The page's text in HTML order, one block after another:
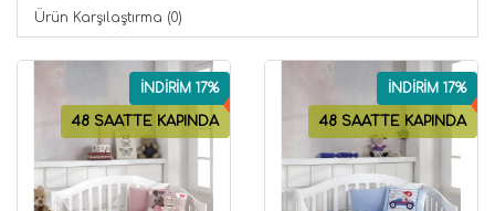
Ürün Karşılaştırma (0)
48 SAATTE KAPINDA
İNDİRİM 17%
48 SAATTE KAPINDA
İNDİRİM 17%